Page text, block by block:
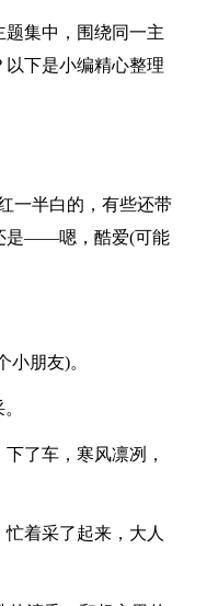
集中，围绕同一主
下是小编精心整理
一半白的，有些还带
是——嗯，酷爱(可能
朋友)。
了车，寒风凛冽，
着采了起来，大人